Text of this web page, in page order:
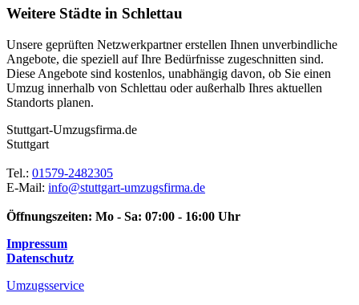
Weitere Städte in Schlettau
Unsere geprüften Netzwerkpartner erstellen Ihnen unverbindliche
Angebote, die speziell auf Ihre Bedürfnisse zugeschnitten sind.
Diese Angebote sind kostenlos, unabhängig davon, ob Sie einen
Umzug innerhalb von Schlettau oder außerhalb Ihres aktuellen
Standorts planen.
Stuttgart-Umzugsfirma.de
Stuttgart
Tel.: 01579-2482305
E-Mail: info@stuttgart-umzugsfirma.de
Öffnungszeiten: Mo - Sa: 07:00 - 16:00 Uhr
Impressum
Datenschutz
Umzugsservice